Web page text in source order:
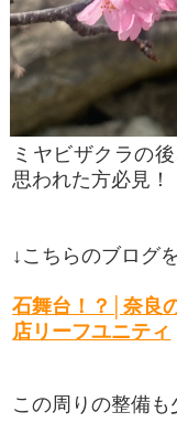
ミヤビザクラの
思われた方必見！
↓こちらのブログ
石舞台！？│奈良
店リーフユニティ
この周りの整備も